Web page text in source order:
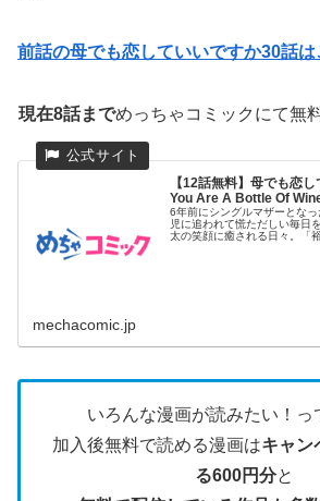
前話の母でも恋していいですか30話
現在8話までめっちゃコミックにて無
【12話無料】母でも恋
You Are A Bottle Of
6年前にシングルマザーとな
児に追われて慌ただしい毎日
太の笑顔に癒される日々。「
mechacomic.jp
いろんな漫画が読みたい！っ
加入後無料で読める漫画はキャン
る600円分と